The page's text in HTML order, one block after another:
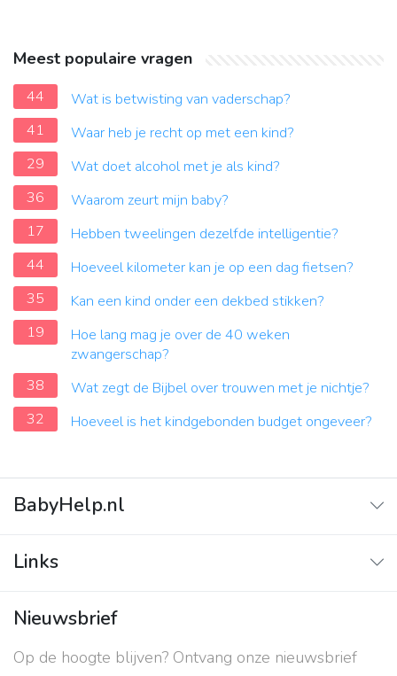
Meest populaire vragen
44
Wat is betwisting van vaderschap?
41
Waar heb je recht op met een kind?
29
Wat doet alcohol met je als kind?
36
Waarom zeurt mijn baby?
17
Hebben tweelingen dezelfde intelligentie?
44
Hoeveel kilometer kan je op een dag fietsen?
35
Kan een kind onder een dekbed stikken?
19
Hoe lang mag je over de 40 weken
zwangerschap?
38
Wat zegt de Bijbel over trouwen met je nichtje?
32
Hoeveel is het kindgebonden budget ongeveer?
BabyHelp.nl
Vraag & Antwoord
Links
Contact
Over ons
Nieuwsbrief
Op de hoogte blijven? Ontvang onze nieuwsbrief